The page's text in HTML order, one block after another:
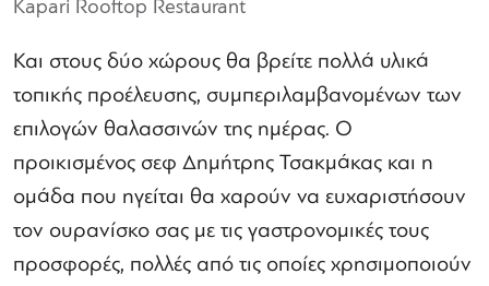
Kapari Rooftop Restaurant
Και στους δύο χώρους θα βρείτε πολλά υλικά
τοπικής προέλευσης, συμπεριλαμβανομένων των
επιλογών θαλασσινών της ημέρας. Ο
προικισμένος σεφ Δημήτρης Τσακμάκας και η
ομάδα που ηγείται θα χαρούν να ευχαριστήσουν
τον ουρανίσκο σας με τις γαστρονομικές τους
προσφορές, πολλές από τις οποίες χρησιμοποιούν